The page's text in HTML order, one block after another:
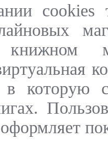
книжном
в которую